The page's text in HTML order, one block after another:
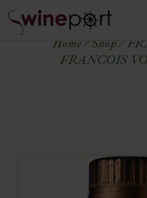
Home Shop
FRANCOIS